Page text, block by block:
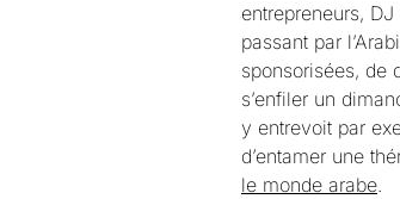
entrepreneurs,
passant par
sponsorisées, de
s’enfiler un
y entrevoit par
d’entamer une
le monde arabe.